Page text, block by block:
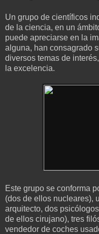
Un grupo de científicos
de la ciencia, en un
puede apreciarse en la
alguna, han consagrado
diversos temas de
la excelencia.
Este grupo se conforma
(dos de ellos nucleares),
arquitecto, dos
de ellos cirujano), tres
vendedor de coches